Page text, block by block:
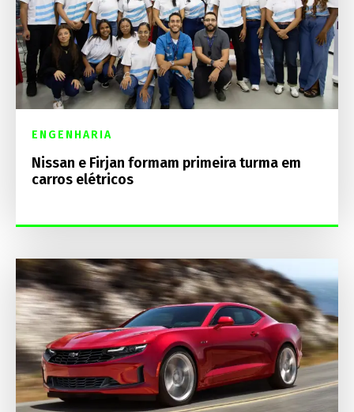
ENGENHARIA
Nissan e Firjan formam primeira turma em
carros elétricos